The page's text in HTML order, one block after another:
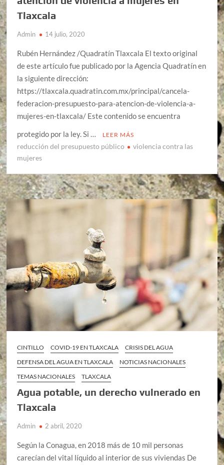
Tlaxcala
Admin 14 julio, 2020
Rubén Hernández /Quadratín Tlaxcala El texto original
de este artículo fue publicado por la Agencia Quadratín en
la siguiente dirección:
https://tlaxcala.quadratin.com.mx/principal/cancela-
federacion-presupuesto-para-atencion-de-violencia-a-
mujeres-en-tlaxcala/ Este contenido se encuentra
protegido por la ley. Si …
LEER MÁS
reducción del presupuesto público
violencia contra las
mujeres
CINTILLO COVID-19 EN TLAXCALA
CRISIS DEL AGUA
DEFENSA DEL AGUA EN TLAXCALA
NOTICIAS NACIONALES
TEMAS NACIONALES
TLAXCALA
Agua potable, un derecho vulnerado en
Tlaxcala
Admin 2 abril, 2020
Según la Conagua, en 2018 más de 10 mil personas
carecían del vital líquido al interior de sus viviendas De